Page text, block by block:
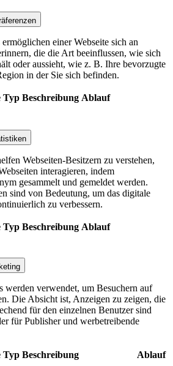
einer Webseite sich an
die die Art beeinflussen, wie sich
oder aussieht, wie z. B. Ihre bevorzugte
in der Sie sich befinden.
Typ Beschreibung Ablauf
Webseiten-Besitzern zu verstehen,
interagieren, indem
gesammelt und gemeldet werden.
sind von Bedeutung, um das digitale
zu verbessern.
Typ Beschreibung Ablauf
werden verwendet, um Besuchern auf
Die Absicht ist, Anzeigen zu zeigen, die
für den einzelnen Benutzer sind
für Publisher und werbetreibende
Typ Beschreibung Ablauf